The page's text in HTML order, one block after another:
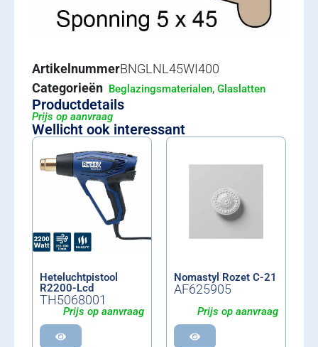
ArtikelnummerBNGLNL45WI400
Categorieën Beglazingsmaterialen, Glaslatten
Productdetails
Prijs op aanvraag
Wellicht ook interessant
Heteluchtpistool
R2200-Lcd
TH5068001
Prijs op aanvraag
Nomastyl Rozet C-21
AF625905
Prijs op aanvraag